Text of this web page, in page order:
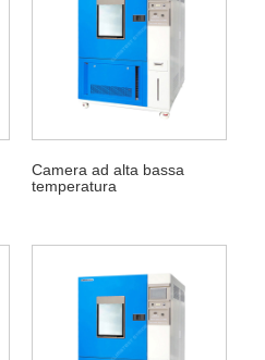
Camera ad alta bassa
temperatura